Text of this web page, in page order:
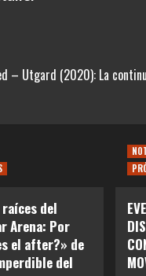
– Utgard (2020): La
raíces del
Arena: Por
el after?» de
del